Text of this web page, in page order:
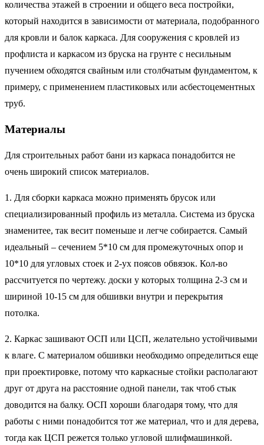
количества этажей в строении и общего веса постройки,
который находится в зависимости от материала, подобранного
для кровли и балок каркаса. Для сооружения с кровлей из
профлиста и каркасом из бруска на грунте с несильным
пучением обходятся свайным или столбчатым фундаментом, к
примеру, с применением пластиковых или асбестоцементных
труб.
Материалы
Для строительных работ бани из каркаса понадобится не
очень широкий список материалов.
1. Для сборки каркаса можно применять брусок или
специализированный профиль из металла. Система из бруска
знаменитее, так весит поменьше и легче собирается. Самый
идеальный – сечением 5*10 см для промежуточных опор и
10*10 для угловых стоек и 2-ух поясов обвязок. Кол-во
рассчитуется по чертежу. доски у которых толщина 2-3 см и
шириной 10-15 см для обшивки внутри и перекрытия
потолка.
2. Каркас зашивают ОСП или ЦСП, желательно устойчивыми
к влаге. С материалом обшивки необходимо определиться еще
при проектировке, потому что каркасные стойки располагают
друг от друга на расстояние одной панели, так чтоб стык
доводится на балку. ОСП хороши благодаря тому, что для
работы с ними понадобится тот же материал, что и для дерева,
тогда как ЦСП режется только угловой шлифмашинкой.